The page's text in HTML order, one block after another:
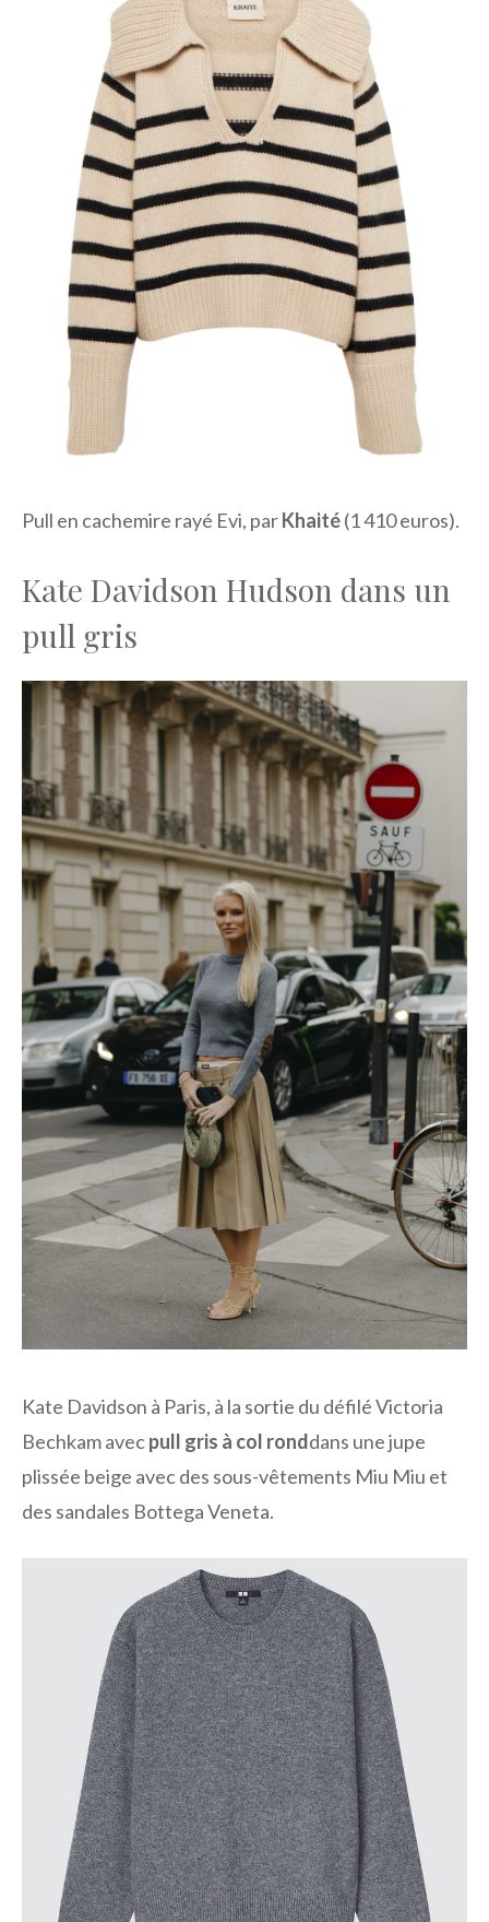
Pull en cachemire rayé Evi, parKhaité(1 410 euros).
Kate Davidson Hudson dans un
pull gris
Kate Davidson à Paris, à la sortie du défilé Victoria
Bechkam avecpull gris à col ronddans une jupe
plissée beige avec des sous-vêtements Miu Miu et
des sandales Bottega Veneta.